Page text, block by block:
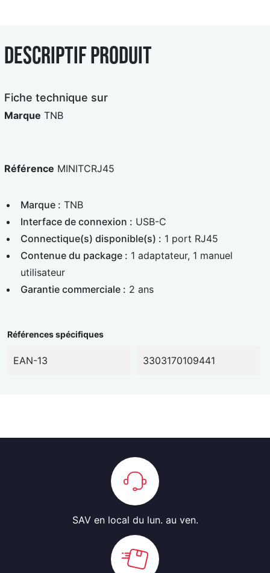
e
u
Descriptif produit
Fiche technique sur
Marque TNB
Référence MINITCRJ45
Marque : TNB
Interface de connexion : USB-C
Connectique(s) disponible(s) : 1 port RJ45
Contenue du package : 1 adaptateur, 1 manuel
utilisateur
Garantie commerciale : 2 ans
Références spécifiques
EAN-13 3303170109441
SAV en local du lun. au ven.